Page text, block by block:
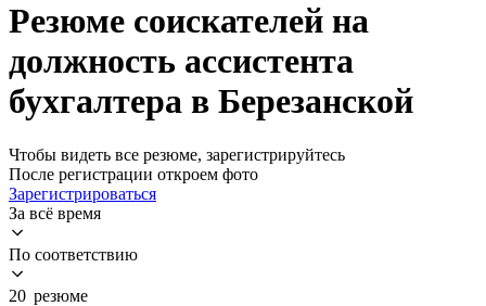
Резюме соискателей на
должность ассистента
бухгалтера в Березанской
Чтобы видеть все резюме, зарегистрируйтесь
После регистрации откроем фото
Зарегистрироваться
За всё время
По соответствию
20 резюме